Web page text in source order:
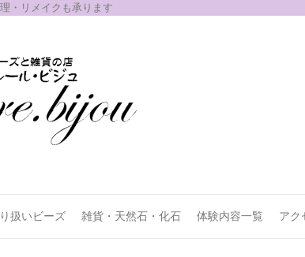
・リメイクも承ります
扱いビーズ 雑貨・天然石・化石 体験内容一覧 アク